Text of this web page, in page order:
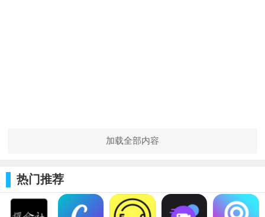
加载全部内容
热门推荐